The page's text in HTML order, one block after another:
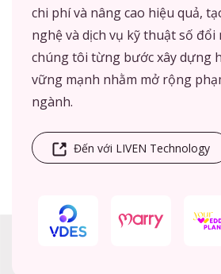
chi phí và nâng cao hiệu quả,
nghệ và dịch vụ kỹ thuật số đổi
chúng tôi từng bước xây dựng
vững mạnh nhằm mở rộng
ngành.
Đến với LIVEN Technology